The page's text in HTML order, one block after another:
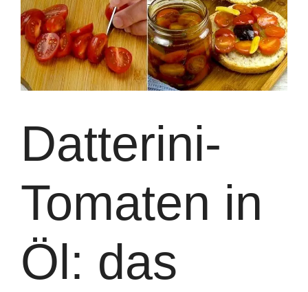
Datterini-
Tomaten in
Öl: das